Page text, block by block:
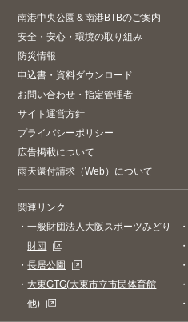
南港中央公園＆南港BTBのご案内
安全・安心・環境の取り組み
防災情報
申込書・資料ダウンロード
お問い合わせ・指定管理者
サイト運営方針
プライバシーポリシー
広告掲載について
雨天還付請求（Web）について
関連リンク
・一般財団法人大阪スポーツみどり
財団
・
・
・長居公園 ・
・ 大東GTG(大東市立市民体育館
他)
・
・